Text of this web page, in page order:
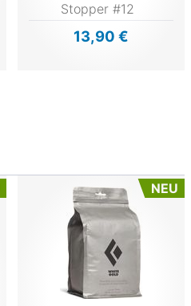
Stopper #12
13,90 €
NEU